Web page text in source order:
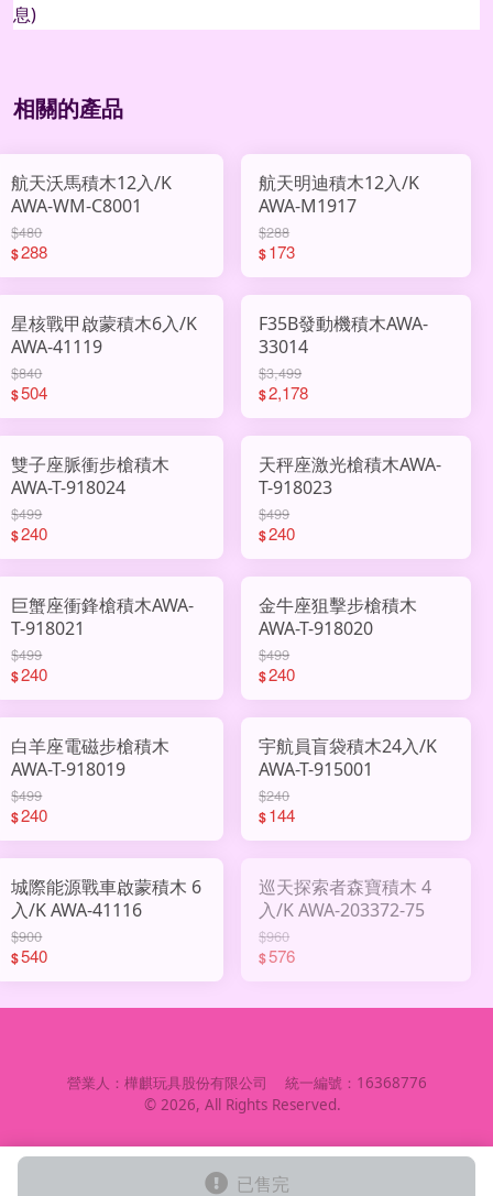
已售完
息)
相關的產品
航天沃馬積木12入/K
AWA-WM-C8001
$480
$288
航天明迪積木12入/K
AWA-M1917
$288
$173
星核戰甲啟蒙積木6入/K
AWA-41119
$840
$504
F35B發動機積木AWA-
33014
$3,499
$2,178
雙子座脈衝步槍積木
AWA-T-918024
$499
$240
天秤座激光槍積木AWA-
T-918023
$499
$240
巨蟹座衝鋒槍積木AWA-
T-918021
$499
$240
金牛座狙擊步槍積木
AWA-T-918020
$499
$240
白羊座電磁步槍積木
AWA-T-918019
$499
$240
宇航員盲袋積木24入/K
AWA-T-915001
$240
$144
城際能源戰車啟蒙積木 6
入/K AWA-41116
$900
$540
巡天探索者森寶積木 4
入/K AWA-203372-75
$960
$576
營業人： 樺麒玩具股份有限公司 統一編號： 16368776
© 2026, All Rights Reserved.